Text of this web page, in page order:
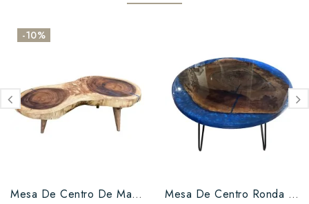
Mesa De Centro De Madera De...
-10%
Mesa De Centro Ronda De...